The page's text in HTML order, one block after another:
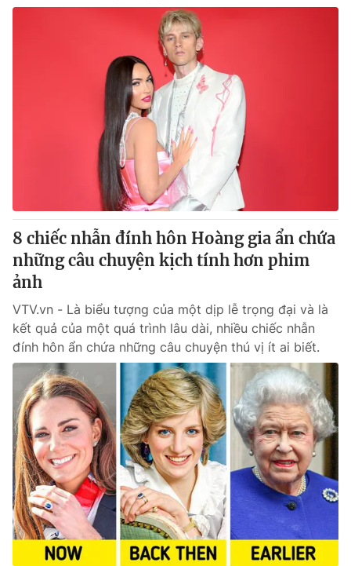
8 chiếc nhẫn đính hôn Hoàng gia ẩn chứa
những câu chuyện kịch tính hơn phim
ảnh
VTV.vn - Là biểu tượng của một dịp lễ trọng đại và là
kết quả của một quá trình lâu dài, nhiều chiếc nhẫn
đính hôn ẩn chứa những câu chuyện thú vị ít ai biết.